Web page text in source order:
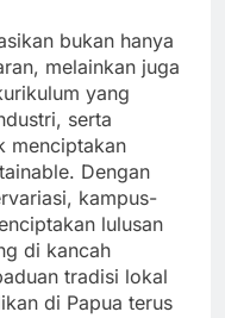
bukan hanya
melainkan juga
yang
serta
menciptakan
Dengan
kampus-
lulusan
di kancah
tradisi lokal
di Papua terus